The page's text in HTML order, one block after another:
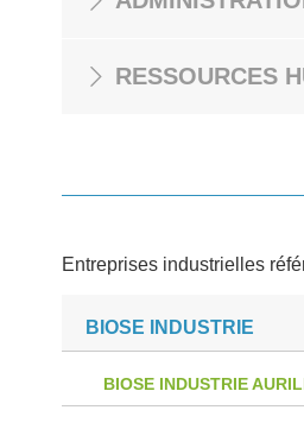
RESSOURCES
Entreprises industrielles
BIOSE INDUSTRIE
BIOSE INDUSTRIE